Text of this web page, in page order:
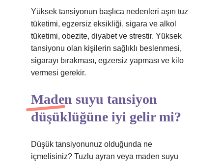
Yüksek tansiyonun başlıca nedenleri aşırı tuz
tüketimi, egzersiz eksikliği, sigara ve alkol
tüketimi, obezite, diyabet ve strestir. Yüksek
tansiyonu olan kişilerin sağlıklı beslenmesi,
sigarayı bırakması, egzersiz yapması ve kilo
vermesi gerekir.
Maden suyu tansiyon
düşüklüğüne iyi gelir mi?
Düşük tansiyonunuz olduğunda ne
içmelisiniz? Tuzlu ayran veya maden suyu